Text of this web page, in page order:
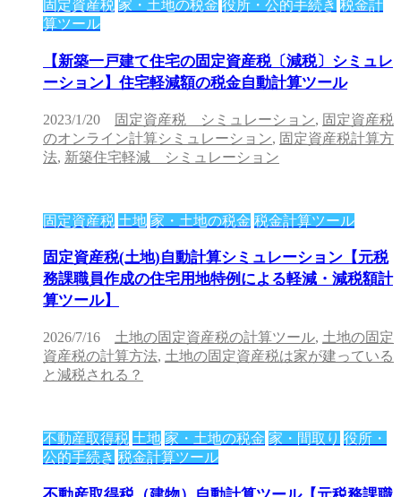
固定資産税 家・土地の税金 役所・公的手続き 税金計
算ツール
【新築一戸建て住宅の固定資産税〔減税〕シミュレ
ーション】住宅軽減額の税金自動計算ツール
2023/1/20 固定資産税 シミュレーション, 固定資産税
のオンライン計算シミュレーション, 固定資産税計算方
法, 新築住宅軽減 シミュレーション
固定資産税 土地 家・土地の税金 税金計算ツール
固定資産税(土地)自動計算シミュレーション【元税
務課職員作成の住宅用地特例による軽減・減税額計
算ツール】
2026/7/16 土地の固定資産税の計算ツール, 土地の固定
資産税の計算方法, 土地の固定資産税は家が建っている
と減税される？
不動産取得税 土地 家・土地の税金 家・間取り 役所・
公的手続き 税金計算ツール